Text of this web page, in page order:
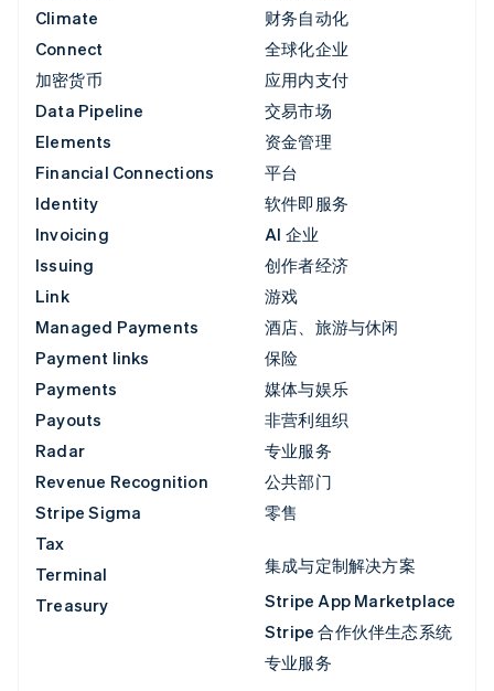
Climate
Connect
加密货币
Data Pipeline
Elements
Financial Connections
Identity
Invoicing
Issuing
Link
Managed Payments
Payment links
Payments
Payouts
Radar
Revenue Recognition
Stripe Sigma
Tax
Terminal
Treasury
财务自动化
全球化企业
应用内支付
交易市场
资金管理
平台
软件即服务
AI 企业
创作者经济
游戏
酒店、旅游与休闲
保险
媒体与娱乐
非营利组织
专业服务
公共部门
零售
集成与定制解决方案
Stripe App Marketplace
Stripe 合作伙伴生态系统
专业服务